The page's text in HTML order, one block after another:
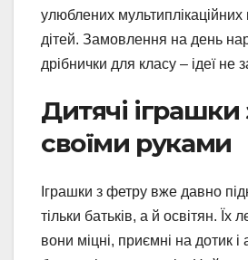
улюблених мультиплікаційних
дітей. Замовлення на день
дрібнички для класу – ідеї не
Дитячі іграшки
своїми руками
Іграшки з фетру вже давно
тільки батьків, а й освітян. Їх
вони міцні, приємні на дотик